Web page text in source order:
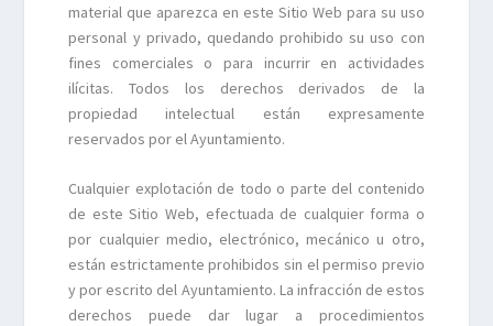
material que aparezca en este Sitio Web para su uso
personal y privado, quedando prohibido su uso con
fines comerciales o para incurrir en actividades
ilícitas. Todos los derechos derivados de la
propiedad intelectual están expresamente
reservados por el Ayuntamiento.
Cualquier explotación de todo o parte del contenido
de este Sitio Web, efectuada de cualquier forma o
por cualquier medio, electrónico, mecánico u otro,
están estrictamente prohibidos sin el permiso previo
y por escrito del Ayuntamiento. La infracción de estos
derechos puede dar lugar a procedimientos